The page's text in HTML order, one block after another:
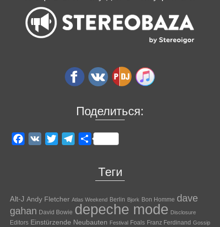
Поделиться:
Facebook
VK Twitter TelegramОтправить
Теги
Alt-J Andy Fletcher Atlas Weekend Berlin Bjork Bon Homme dave
gahan David Bowie depeche mode Disclosure
Editors Einstürzende Neubauten Festival Foals Franz Ferdinand Gossip